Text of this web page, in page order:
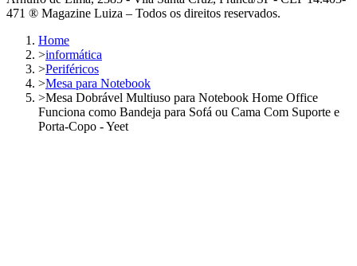
471 ® Magazine Luiza – Todos os direitos reservados.
Home
>informática
>Periféricos
>Mesa para Notebook
>Mesa Dobrável Multiuso para Notebook Home Office
Funciona como Bandeja para Sofá ou Cama Com Suporte e
Porta-Copo - Yeet